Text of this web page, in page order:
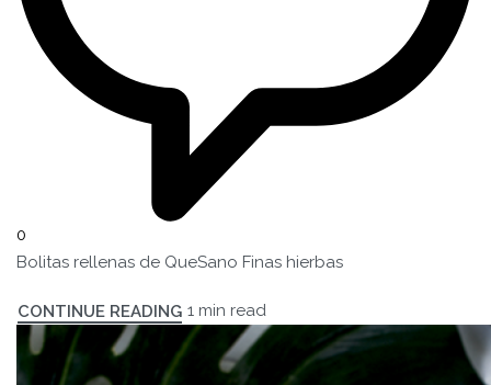
0
Bolitas rellenas de QueSano Finas hierbas
CONTINUE READING 1 min read